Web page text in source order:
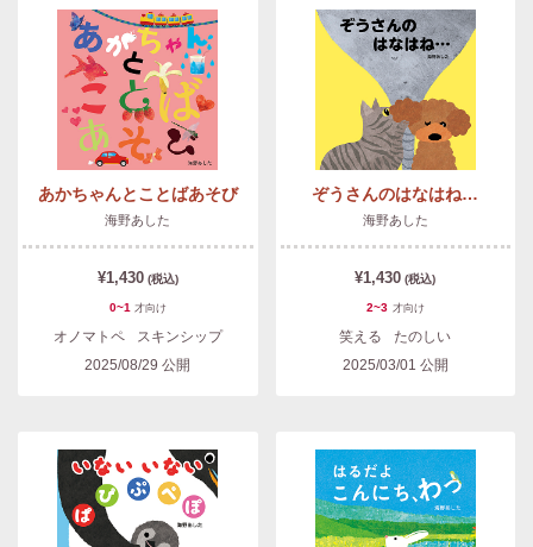
あかちゃんとことばあそび
海野あした
¥1,430 (税込)
0~1 才向け
オノマトペ
スキンシップ
2025/08/29 公開
ぞうさんのはなはね…
海野あした
¥1,430 (税込)
2~3 才向け
笑える
たのしい
2025/03/01 公開